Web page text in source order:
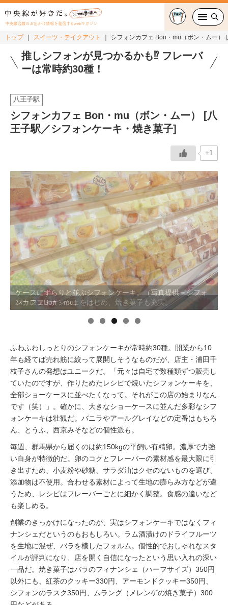
中央線沿線のお出かけ情報を発信するwebマガジン
グルメ・カフェ
おでかけ
ショッピング
特集
連載
中央線フェス
イベント情報
おしらせ
駅から探す
トップ スイーツ・テイクアウト シフォンカフェ Bon・mu（ボン・ムー）
推しシフォンが見つかるかも⁉︎ フレーバ
ーは常時約30種！
八王子駅
シフォンカフェ Bon・mu（ボン・ムー） [八
王子駅／シフォンケーキ・焼き菓子]
+1
ケースにずらりと並ぶシフォンケーキ。（写真提供＝シフォ
ンカフェBon・mu）
ふわふわしっとりのシフォンケーキが常時約30種。開業から10
年も経てば売れ筋に絞って展開しそうなものだが、店主・浦田千
枝子さんの発想はユニークだ。「元々は自宅で数種類ずつ販売し
ていたのですが、作りためたレシピで焼いたシフォンケーキを、
全部ショーケースに並べたくなって。それがこの店の始まりなん
です（笑）」。確かに、大きなショーケースに並んだ多彩なシフ
ォンケーキは壮観だ。バニラやアールグレイなどの定番はもちろ
ん、とうふ、西京みそなどの個性派も。
毎週、群馬県から届くのは約150kgの平飼い有精卵。濃厚で力強
い白身が特徴的だ。卵のコクとフレーバーの素材感を最大限に引
き出すため、小麦粉や砂糖、サラダ油はクセのないものを選び、
添加物は不使用。合わせる素材によって生地の膨らみ方などが違
うため、レシピはフレーバーごとに細かく調整。食感の違いなど
も楽しめる。
創業のきっかけになったのが、実はシフォンケーキではなくフィ
ナンシェだというのもおもしろい。ラム酒漬けのドライフルーツ
を生地に混ぜ、バラを模したフォルム。個性的でおしゃれなスタ
イルが評判になり、店を開く自信になったという思い入れの深い
一品だ。焼き菓子はバラのフィナンシェ（ハーフサイズ）350円
以外にも、紅茶のクッキー330円、アーモンドクッキー350円、
シフォンのラスク350円、ムラング（メレンゲの焼き菓子）300